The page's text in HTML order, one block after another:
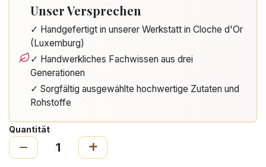
Unser Versprechen
✓ Handgefertigt in unserer Werkstatt in Cloche d'Or
(Luxemburg)
✓ Handwerkliches Fachwissen aus drei
Generationen
✓ Sorgfältig ausgewählte hochwertige Zutaten und
Rohstoffe
Quantität